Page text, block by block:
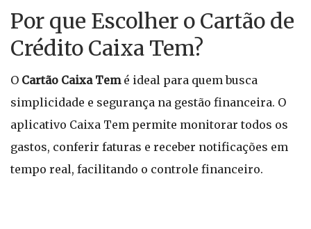
Por que Escolher o Cartão de
Crédito Caixa Tem?
O Cartão Caixa Temé ideal para quem busca
simplicidade e segurança na gestão financeira. O
aplicativo Caixa Tem permite monitorar todos os
gastos, conferir faturas e receber notificações em
tempo real, facilitando o controle financeiro.